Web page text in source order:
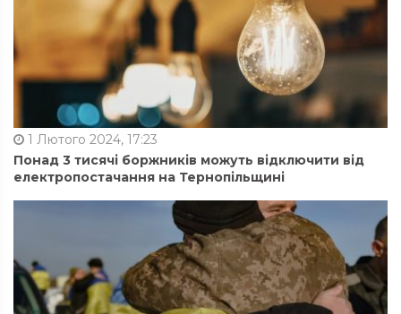
1 Лютого 2024, 17:23
Понад 3 тисячі боржників можуть відключити від
електропостачання на Тернопільщині